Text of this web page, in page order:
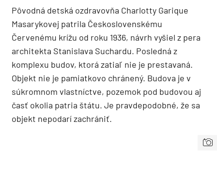
Pôvodná detská ozdravovňa Charlotty Garique
Masarykovej patrila Československému
Červenému krížu od roku 1936, návrh vyšiel z pera
architekta Stanislava Suchardu. Posledná z
komplexu budov, ktorá zatiaľ nie je prestavaná.
Objekt nie je pamiatkovo chránený. Budova je v
súkromnom vlastníctve, pozemok pod budovou aj
časť okolia patria štátu. Je pravdepodobné, že sa
objekt nepodarí zachrániť.